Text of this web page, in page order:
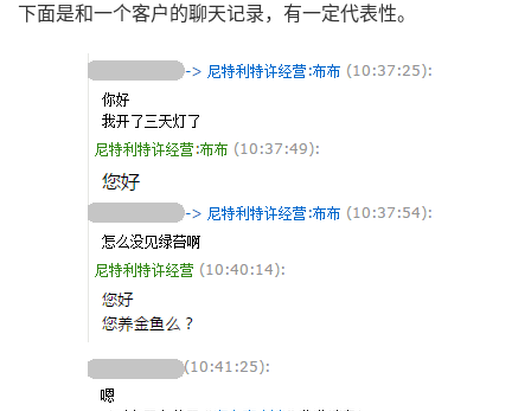
下面是和一个客户的聊天记录，有一定代表性。